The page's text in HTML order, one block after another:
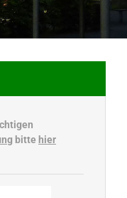
bitte hier